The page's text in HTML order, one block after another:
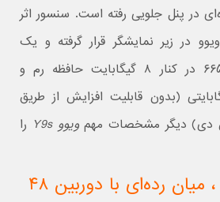
در پنل جلویی رفته است. سنسور اثر
در زیر نمایشگر قرار گرفته و یک
پردازنده اسنپدراگون ۶۶۵ در کنار ۸ گیگابایت حافظه رم و
داخلی ۱۲۸ گیگابایتی (بدون قابلیت افزایش از طریق
دی) دیگر مشخصات مهمویوو Y9s
را
گوشی ویوو Y9s ، میان رده‌‌ای با دوربین ۴۸